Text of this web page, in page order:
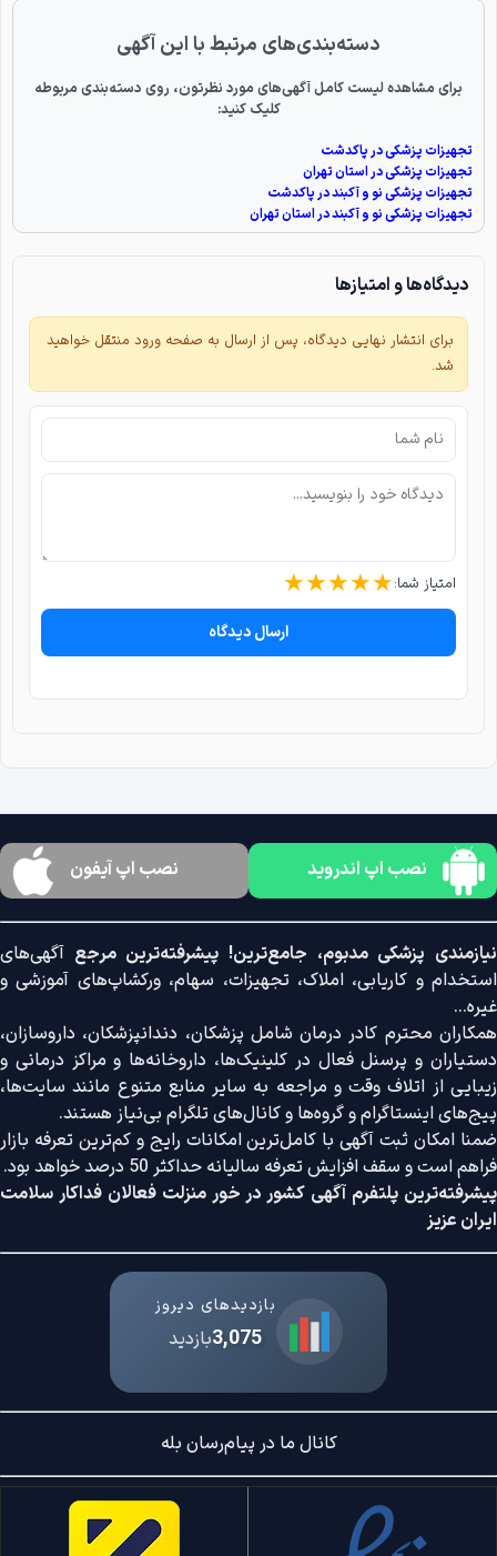
دسته‌بندی‌های مرتبط با این آگهی
برای مشاهده لیست کامل آگهی‌های مورد نظرتون، روی دسته‌بندی مربوطه
کلیک کنید:
تجهیزات پزشکی در پاکدشت
تجهیزات پزشکی در استان تهران
تجهیزات پزشکی نو و آکبند در پاکدشت
تجهیزات پزشکی نو و آکبند در استان تهران
دیدگاه‌ها و امتیازها
برای انتشار نهایی دیدگاه، پس از ارسال به صفحه ورود منتقل خواهید
شد.
امتیاز شما: ★★★★★
ارسال دیدگاه
نصب اپ اندروید نصب اپ آیفون
نیازمندی پزشکی مدبوم، جامع‌ترین! پیشرفته‌ترین مرجع آگهی‌های
استخدام و کاریابی، املاک، تجهیزات، سهام، ورکشاپ‌های آموزشی و
غیره...
همکاران محترم کادر درمان شامل پزشکان، دندانپزشکان، داروسازان،
دستیاران و پرسنل فعال در کلینیک‌ها، داروخانه‌ها و مراکز درمانی و
زیبایی از اتلاف وقت و مراجعه به سایر منابع متنوع مانند سایت‌ها،
پیج‌های اینستاگرام و گروه‌ها و کانال‌های تلگرام بی‌نیاز هستند.
ضمنا امکان ثبت آگهی با کامل‌ترین امکانات رایج و کم‌ترین تعرفه بازار
فراهم است و سقف افزایش تعرفه سالیانه حداکثر 50 درصد خواهد بود.
پیشرفته‌ترین پلتفرم آگهی کشور در خور منزلت فعالان فداکار سلامت
ایران عزیز
بازدیدهای دیروز
3,075بازدید
کانال ما در پیام‌رسان بله